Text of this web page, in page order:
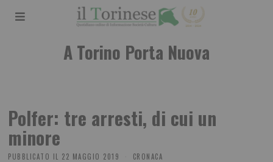
A Torino Porta Nuova
Polfer: tre arresti, di cui un
minore
PUBBLICATO IL 22 MAGGIO 2019 CRONACA